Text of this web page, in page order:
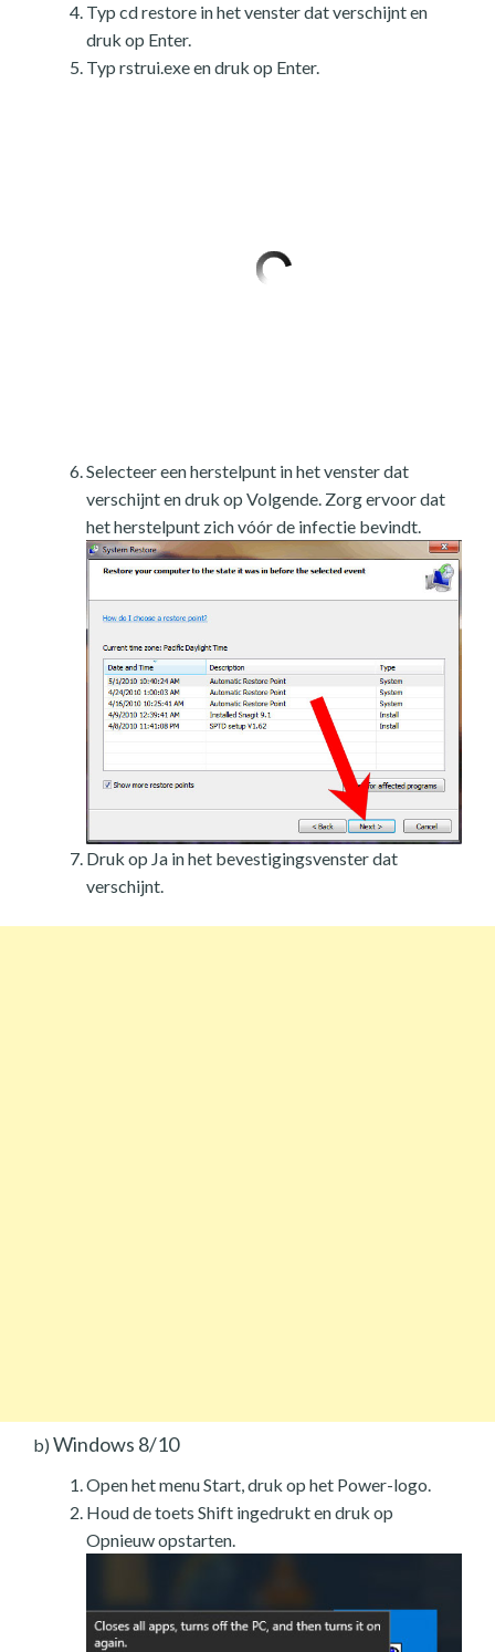
Typ cd restore in het venster dat verschijnt en
druk op Enter.
Typ rstrui.exe en druk op Enter.
Selecteer een herstelpunt in het venster dat
verschijnt en druk op Volgende. Zorg ervoor dat
het herstelpunt zich vóór de infectie bevindt.
Druk op Ja in het bevestigingsvenster dat
verschijnt.
b) Windows 8/10
Open het menu Start, druk op het Power-logo.
Houd de toets Shift ingedrukt en druk op
Opnieuw opstarten.